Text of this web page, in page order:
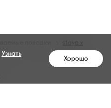
Узнать
Хорошо